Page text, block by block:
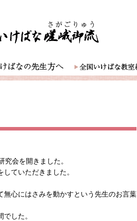
会を開きました。
ていただきました。
無心にはさみを動かすという先生のお言葉
した。